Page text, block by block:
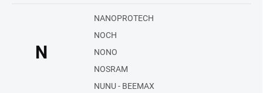
N
NANOPROTECH
NOCH
NONO
NOSRAM
NUNU - BEEMAX